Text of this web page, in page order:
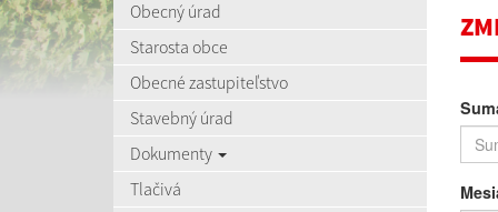
Obecný úrad
Starosta obce
Obecné zastupiteľstvo
Stavebný úrad
Dokumenty
Tlačivá